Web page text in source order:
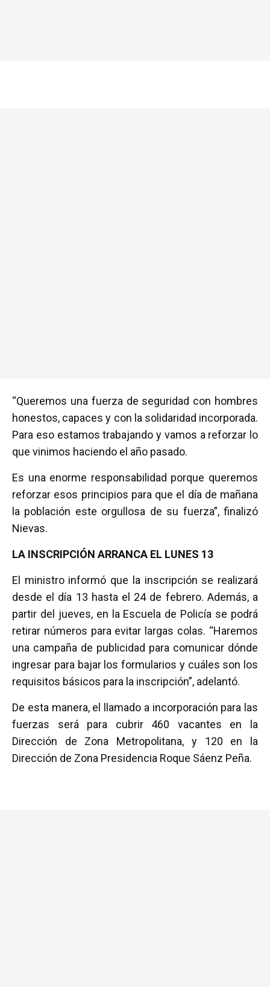
“Queremos una fuerza de seguridad con hombres
honestos, capaces y con la solidaridad incorporada.
Para eso estamos trabajando y vamos a reforzar lo
que vinimos haciendo el año pasado.
Es una enorme responsabilidad porque queremos
reforzar esos principios para que el día de mañana
la población este orgullosa de su fuerza”, finalizó
Nievas.
LA INSCRIPCIÓN ARRANCA EL LUNES 13
El ministro informó que la inscripción se realizará
desde el día 13 hasta el 24 de febrero. Además, a
partir del jueves, en la Escuela de Policía se podrá
retirar números para evitar largas colas. “Haremos
una campaña de publicidad para comunicar dónde
ingresar para bajar los formularios y cuáles son los
requisitos básicos para la inscripción”, adelantó.
De esta manera, el llamado a incorporación para las
fuerzas será para cubrir 460 vacantes en la
Dirección de Zona Metropolitana, y 120 en la
Dirección de Zona Presidencia Roque Sáenz Peña.